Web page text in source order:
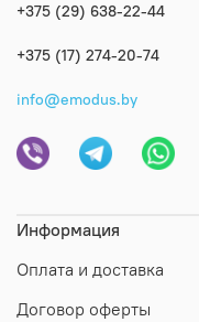
Информация
Оплата и доставка
Договор оферты
+375 (29) 638-22-44
+375 (17) 274-20-74
info@emodus.by